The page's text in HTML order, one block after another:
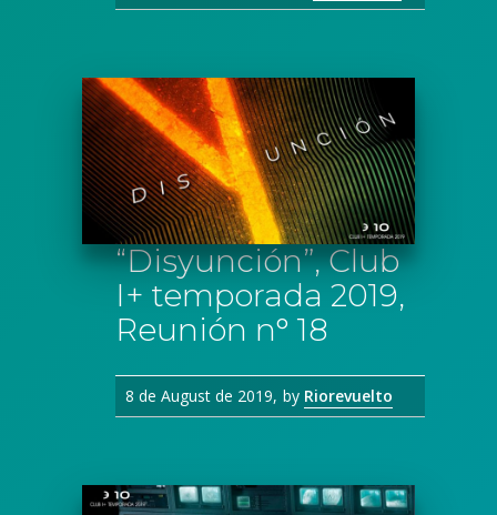
“Disyunción”, Club
I+ temporada 2019,
Reunión n° 18
8 de August de 2019 by Riorevuelto